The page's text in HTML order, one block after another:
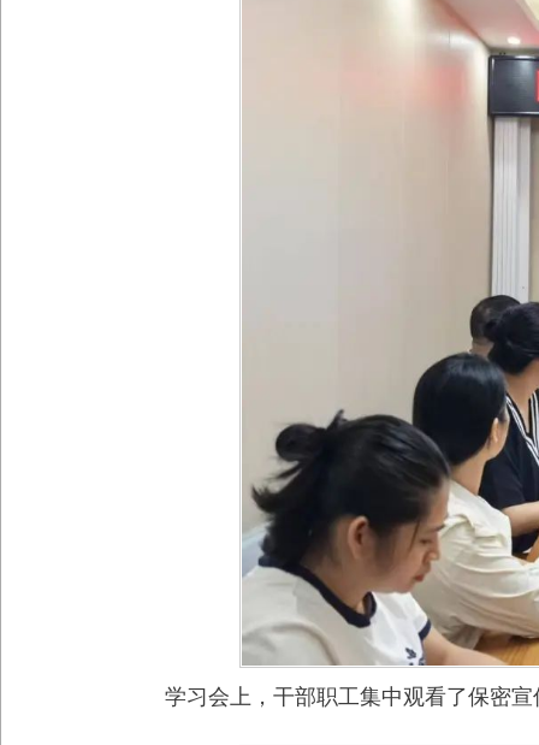
学习会上，干部职工集中观看了保密